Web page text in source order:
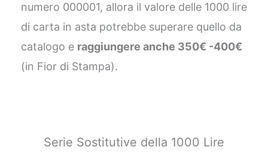
numero 000001, allora il valore delle 1000 lire
di carta in asta potrebbe superare quello da
catalogo e raggiungere anche 350€ -400€
(in Fior di Stampa).
Serie Sostitutive della 1000 Lire